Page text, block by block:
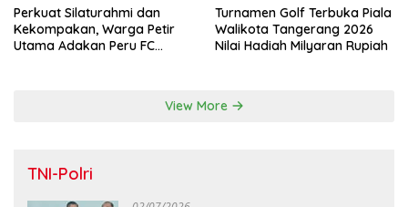
Perkuat Silaturahmi dan
Kekompakan, Warga Petir
Utama Adakan Peru FC
Turnamen Golf Terbuka Piala
Walikota Tangerang 2026
Nilai Hadiah Milyaran Rupiah
View More
TNI-Polri